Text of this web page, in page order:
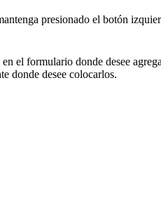
presionado el botón
el formulario donde desee
donde desee colocarlos.